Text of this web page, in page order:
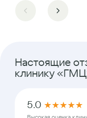
Настоящие
клинику
5.0 ★★★★★